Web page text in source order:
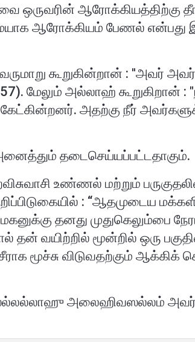
ஒருவரின் ஆரோக்கியத்திற்கு
ஆரோக்கியம் பேணல் என்பது
கூறுகின்றான் : ''அவர்
மேலும் அல்லாஹ் கூறுகிறான் :
அதற்கு நீர்
தடைசெய்யப்பட்டதாகும்.
உண்ணல் மற்றும்
: “ஆதமுடைய
தனது முதுகெலும்பை
வயிற்றில் மூன்றில் ஒரு
மூச்சு விடுவதற்கும்
ஸல்லல்லாஹு அலைஹிவஸல்லம்